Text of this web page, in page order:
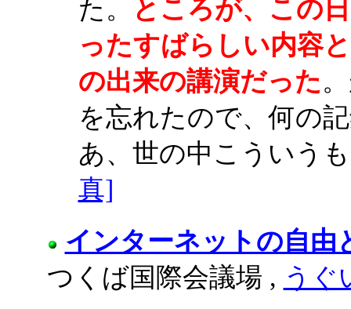
た。
ところが、この
ったすばらしい内容
の出来の講演だった
を忘れたので、何の
あ、世の中こういう
真]
インターネットの自由
つくば国際会議場 , うぐ